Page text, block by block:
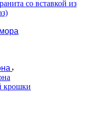
со вставкой из
крошки